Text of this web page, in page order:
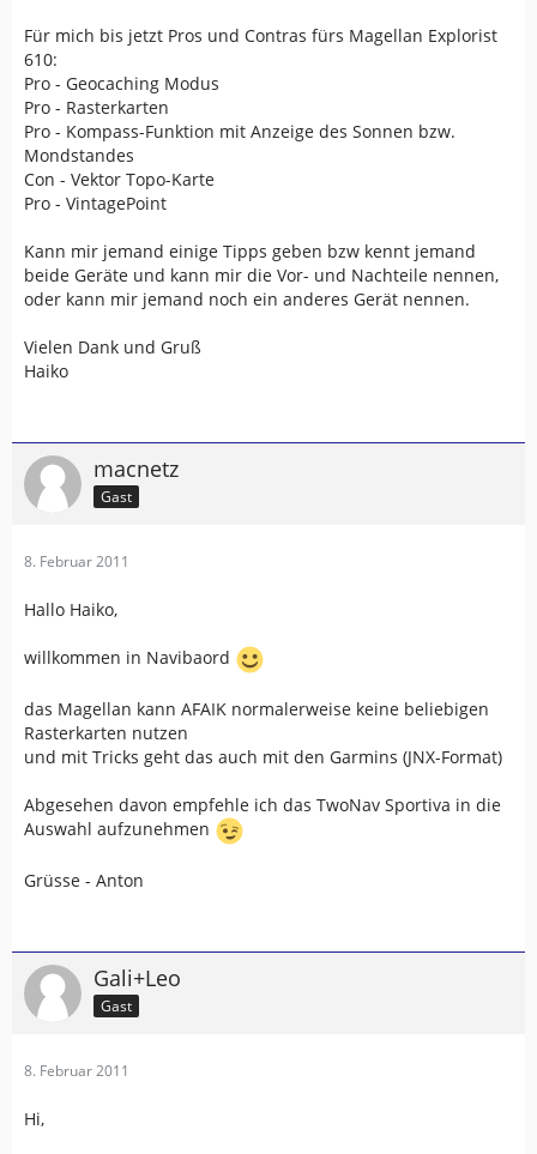
Für mich bis jetzt Pros und Contras fürs Magellan Explorist
610:
Pro - Geocaching Modus
Pro - Rasterkarten
Pro - Kompass-Funktion mit Anzeige des Sonnen bzw.
Mondstandes
Con - Vektor Topo-Karte
Pro - VintagePoint
Kann mir jemand einige Tipps geben bzw kennt jemand
beide Geräte und kann mir die Vor- und Nachteile nennen,
oder kann mir jemand noch ein anderes Gerät nennen.
Vielen Dank und Gruß
Haiko
macnetz
Gast
8. Februar 2011
Hallo Haiko,
willkommen in Navibaord
das Magellan kann AFAIK normalerweise keine beliebigen
Rasterkarten nutzen
und mit Tricks geht das auch mit den Garmins (JNX-Format)
Abgesehen davon empfehle ich das TwoNav Sportiva in die
Auswahl aufzunehmen
Grüsse - Anton
Gali+Leo
Gast
8. Februar 2011
Hi,